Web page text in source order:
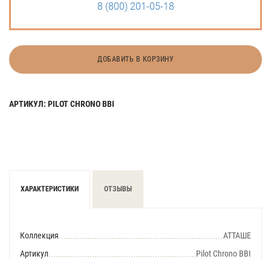
8 (800) 201-05-18
ДОБАВИТЬ В КОРЗИНУ
АРТИКУЛ: PILOT CHRONO BBI
ХАРАКТЕРИСТИКИ ОТЗЫВЫ
Коллекция
АТТАШЕ
Артикул
Pilot Chrono BBI